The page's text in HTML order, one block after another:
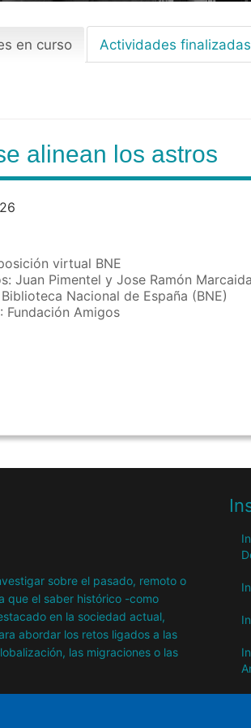
en curso (solapa
activa)
Actividades finalizadas
alinean los astros
virtual BNE
Juan Pimentel y Jose Ramón
Nacional de España (BNE)
Fundación Amigos
sobre el pasado, remoto o
que el saber histórico -como
en la sociedad actual,
abordar los retos ligados a las
las migraciones o las